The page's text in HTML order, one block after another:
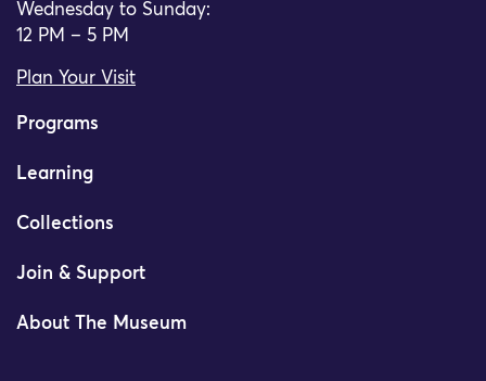
Wednesday to Sunday:
12 PM – 5 PM
Plan Your Visit
Programs
Learning
Collections
Join & Support
About The Museum